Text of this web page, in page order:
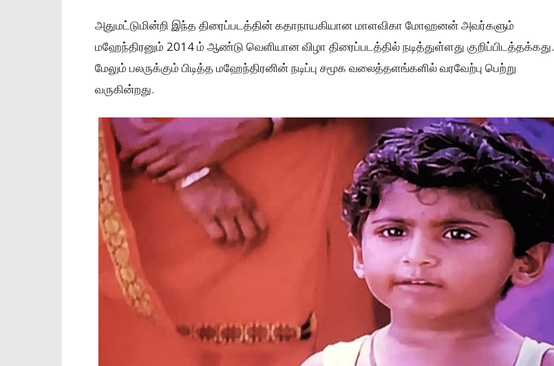
அதுமட்டுமின்றி இந்த திரைப்படத்தின் கதாநாயகியான மாளவிகா மோஹனன் அவர்களும்
மஹேந்திரனும் 2014 ம் ஆண்டு வெளியான விழா திரைப்படத்தில் நடித்துள்ளது குறிப்பிடத்தக்கது.
மேலும் பலருக்கும் பிடித்த மஹேந்திரனின் நடிப்பு சமூக வலைத்தளங்களில் வரவேற்பு பெற்று
வருகின்றது.